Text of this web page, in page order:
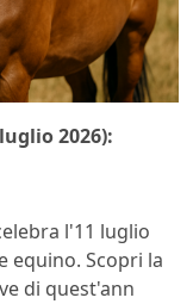
2026):
l'11 luglio
equino. Scopri la
di quest'ann